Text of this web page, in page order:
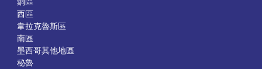
西區
韋拉克魯斯區
南區
墨西哥其他地區
秘魯